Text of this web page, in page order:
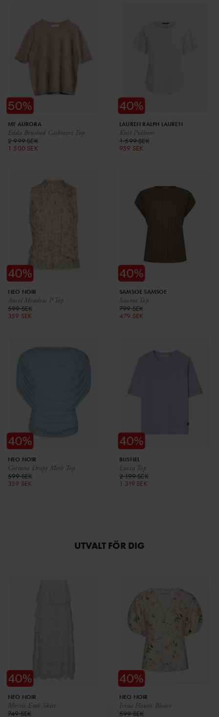
Edda Brushed Cashmere Top
MY AURORA
2 999 SEK
1 500 SEK
Knit Pullover
LAUREN RALPH LAUREN
1 599 SEK
959 SEK
Ansol Meadow P Top
NEO NOIR
599 SEK
359 SEK
Sauma Top
SAMSOE SAMSOE
799 SEK
479 SEK
Cottuna Drapy Mesh Top
NEO NOIR
599 SEK
359 SEK
Lucca Top
BUSNEL
2 199 SEK
1 319 SEK
UTVALT FÖR DIG
Morris Emb Skirt
NEO NOIR
749 SEK
Irina Flower Blouse
NEO NOIR
599 SEK